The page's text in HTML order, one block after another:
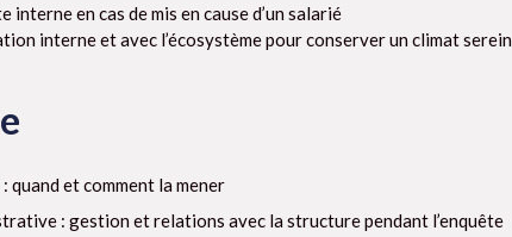
interne en cas de mis en cause d’un salarié
interne et avec l’écosystème pour conserver un climat serein
: quand et comment la mener
: gestion et relations avec la structure pendant l’enquête